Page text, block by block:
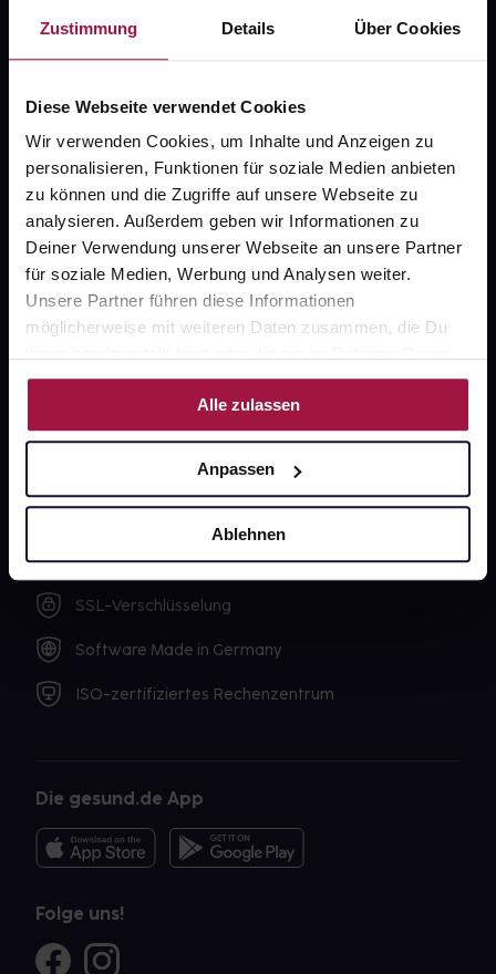
Zustimmung Details Über Cookies
Diese Webseite verwendet Cookies
Wir verwenden Cookies, um Inhalte und Anzeigen zu
personalisieren, Funktionen für soziale Medien anbieten
zu können und die Zugriffe auf unsere Webseite zu
analysieren. Außerdem geben wir Informationen zu
Deiner Verwendung unserer Webseite an unsere Partner
für soziale Medien, Werbung und Analysen weiter.
Unsere Partner führen diese Informationen
möglicherweise mit weiteren Daten zusammen, die Du
Nutzung der Dienste gesammelt haben.
Alle zulassen
Anpassen
Ablehnen
Impressum
Unsere Vorteile
Ausgewählte Wunschprodukte sofort abholbereit
selben Tag möglich
Große Auswahl an Apotheken
SSL-Verschlüsselung
Software Made in Germany
ISO-zertifiziertes Rechenzentrum
Die gesund.de App
Folge uns!